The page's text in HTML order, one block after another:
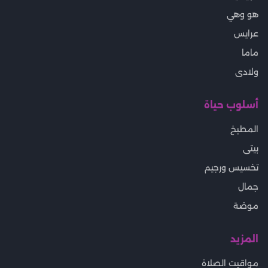
هو وهي
عرايس
ماما
ولادى
أسلوب حياة
المطبخ
بيتى
تخسيس ورجيم
جمال
موضة
المزيد
مواقيت الصلاة